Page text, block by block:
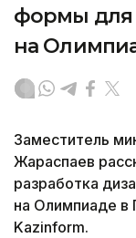
формы для
на
Заместитель
Жараспаев
разработка
на Олимпиаде в
Kazinform.